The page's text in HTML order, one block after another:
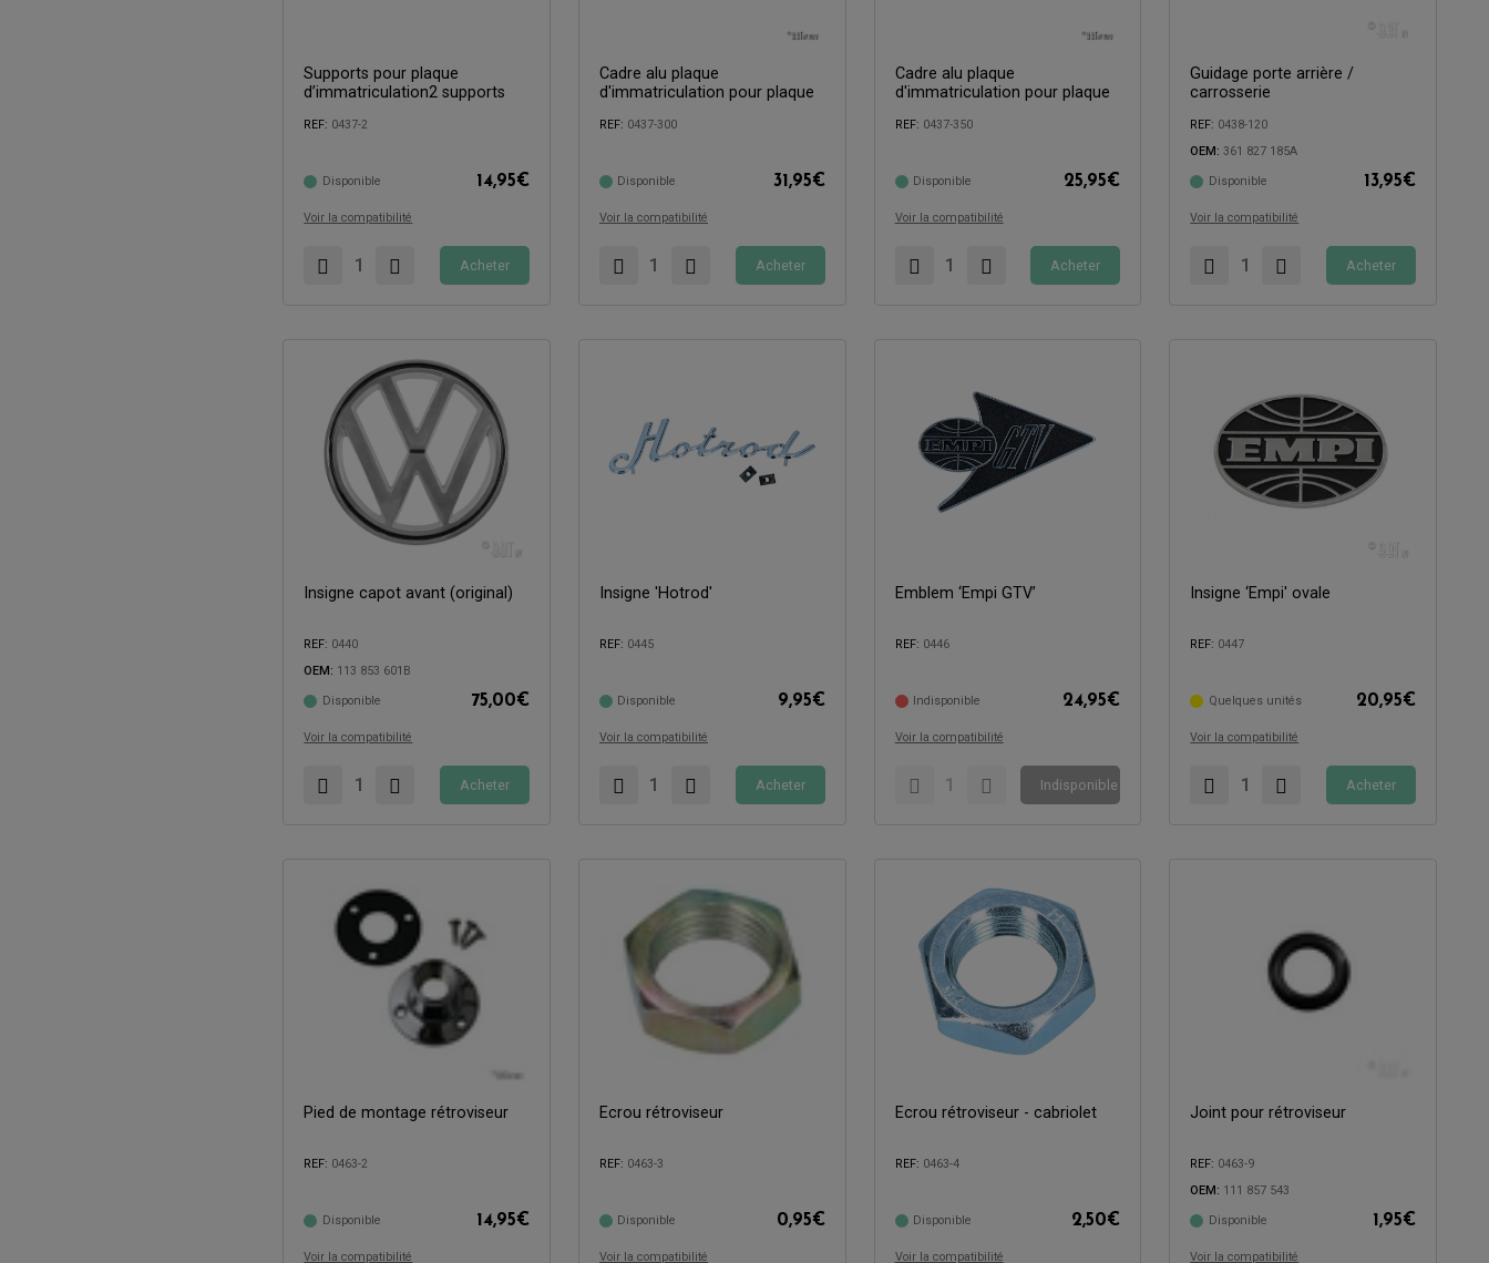
Supports pour plaque
d’immatriculation2 supports
REF: 0437-2
Disponible 14,95€
Voir la compatibilité
Acheter
Cadre alu plaque
d'immatriculation pour plaque
REF: 0437-300
Disponible 31,95€
Voir la compatibilité
Compatible avec:
Acheter
Cadre alu plaque
d'immatriculation pour plaque
REF: 0437-350
Disponible 25,95€
Voir la compatibilité
Compatible avec:
Acheter
Guidage porte arrière /
carrosserie
REF: 0438-120
OEM:361 827 185A
Disponible 13,95€
Voir la compatibilité
Compatible avec:
Acheter
Insigne capot avant (original)
REF: 0440
OEM: 113 853 601B
Disponible 75,00€
Voir la compatibilité
Compatible avec:
Acheter
Insigne 'Hotrod'
REF: 0445
Disponible 9,95€
Voir la compatibilité
Acheter
Emblem ‘Empi GTV’
REF: 0446
Indisponible 24,95€
Voir la compatibilité
Indisponible
Insigne ‘Empi' ovale
REF: 0447
Quelques unités 20,95€
Voir la compatibilité
Acheter
Pied de montage rétroviseur
REF: 0463-2
Disponible 14,95€
Voir la compatibilité
Ecrou rétroviseur
REF: 0463-3
Disponible 0,95€
Voir la compatibilité
Ecrou rétroviseur - cabriolet
REF: 0463-4
Disponible 2,50€
Voir la compatibilité
Joint pour rétroviseur
REF: 0463-9
OEM: 111 857 543
Disponible 1,95€
Voir la compatibilité
Compatible avec: